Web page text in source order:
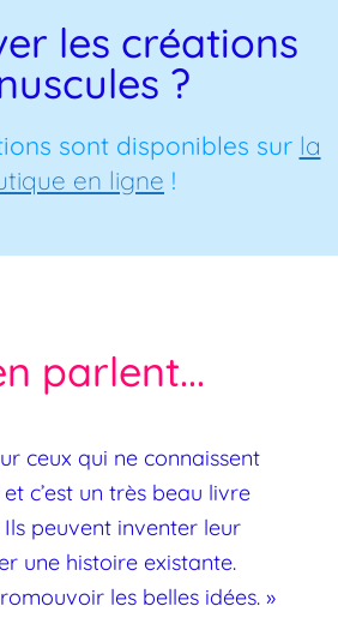
les créations
?
sont disponibles sur la
en ligne !
parlent...
ceux qui ne connaissent
c’est un très beau livre
peuvent inventer leur
une histoire existante.
les belles idées. »